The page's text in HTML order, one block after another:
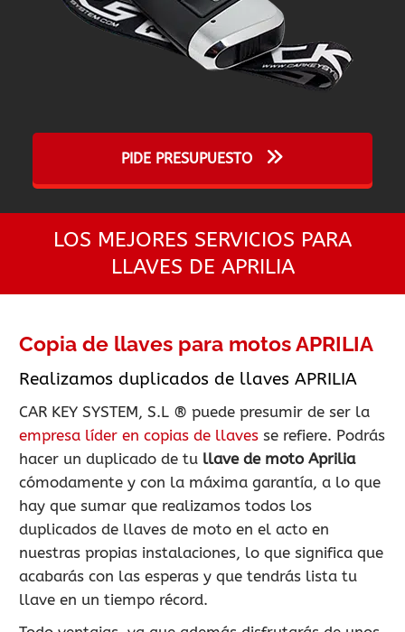
PIDE PRESUPUESTO
LOS MEJORES SERVICIOS PARA
LLAVES DE APRILIA
Copia de llaves para motos APRILIA
Realizamos duplicados de llaves APRILIA
CAR KEY SYSTEM, S.L ® puede presumir de ser la
empresa líder en copias de llaves se refiere. Podrás
hacer un duplicado de tu llave de moto Aprilia
cómodamente y con la máxima garantía, a lo que
hay que sumar que realizamos todos los
duplicados de llaves de moto en el acto en
nuestras propias instalaciones, lo que significa que
acabarás con las esperas y que tendrás lista tu
llave en un tiempo récord.